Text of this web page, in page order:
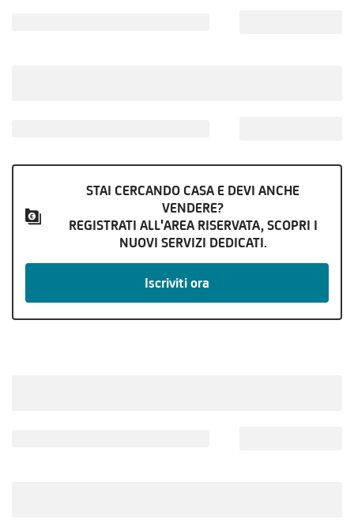
STAI CERCANDO CASA E DEVI ANCHE
VENDERE?
REGISTRATI ALL'AREA RISERVATA, SCOPRI I
NUOVI SERVIZI DEDICATI.
Iscriviti ora